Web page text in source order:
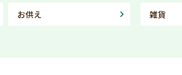
お供え 雑貨